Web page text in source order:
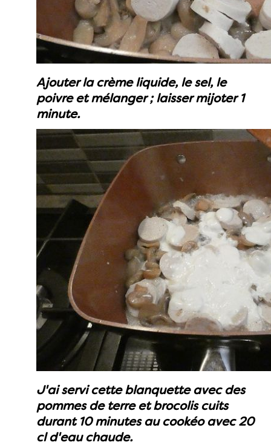
Ajouter la crème liquide, le sel, le
poivre et mélanger ; laisser mijoter 1
minute.
J'ai servi cette blanquette avec des
pommes de terre et brocolis cuits
durant 10 minutes au cookéo avec 20
cl d'eau chaude.